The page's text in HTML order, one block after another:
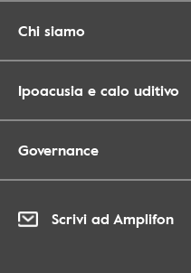
Chi siamo
Ipoacusia e calo uditivo
Governance
Scrivi ad Amplifon